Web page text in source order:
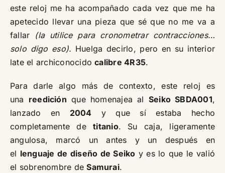
este reloj me ha acompañado cada vez que me ha
apetecido llevar una pieza que sé que no me va a
fallar (la utilice para cronometrar contracciones…
solo digo eso). Huelga decirlo, pero en su interior
late el archiconocidocalibre 4R35.
Para darle algo más de contexto, este reloj es
una reedición que homenajea al Seiko SBDA001,
lanzado en 2004 y que sí estaba hecho
completamente detitanio. Su caja, ligeramente
angulosa, marcó un antes y un después en
el lenguaje de diseño de Seiko y es lo que le valió
el sobrenombre deSamurai.